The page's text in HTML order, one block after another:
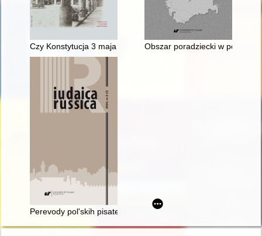
Czy Konstytucja 3 maja stanowiła źródło inspiracji dla XIX-
Obszar poradziecki w polityce
Perevody polʹskih pisatelejv russko-evrejskoj periodike vtoroj